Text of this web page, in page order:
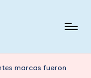
marcas fueron